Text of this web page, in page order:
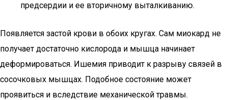
предсердии и ее вторичному выталкиванию.
Появляется застой крови в обоих кругах. Сам миокард не
получает достаточно кислорода и мышца начинает
деформироваться. Ишемия приводит к разрыву связей в
сосочковых мышцах. Подобное состояние может
проявиться и вследствие механической травмы.